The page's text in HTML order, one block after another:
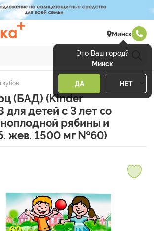
Минск
Это Ваш город?
Минск
ДА НЕТ
зубов
(БАД) (Kinder
для детей с 3 лет со
рябины и
жев. 1500 мг №60)